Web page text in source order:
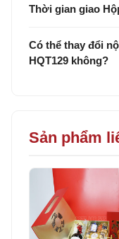
Thời gian giao
Có thể thay đổi
HQT129 không?
Sản phẩm